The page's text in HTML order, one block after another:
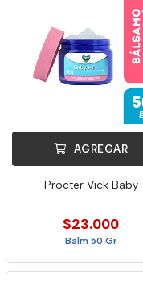
AGREGAR
Procter Vick Baby
$23.000
Balm 50 Gr